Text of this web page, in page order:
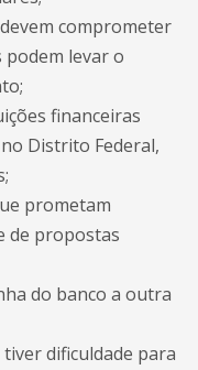
comprometer
levar o
financeiras
Distrito Federal,
prometam
de propostas
do banco a outra
dificuldade para